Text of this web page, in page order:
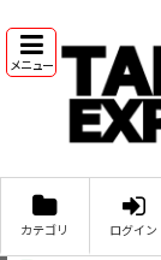
メニュー
カテゴリ ログイン